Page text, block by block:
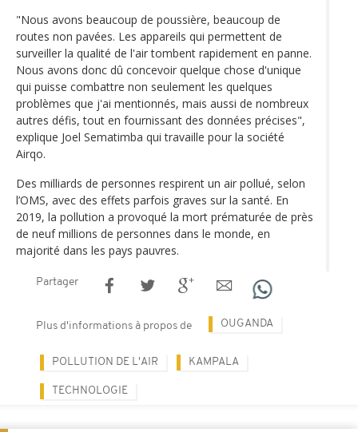
"Nous avons beaucoup de poussière, beaucoup de
routes non pavées. Les appareils qui permettent de
surveiller la qualité de l'air tombent rapidement en panne.
Nous avons donc dû concevoir quelque chose d'unique
qui puisse combattre non seulement les quelques
problèmes que j'ai mentionnés, mais aussi de nombreux
autres défis, tout en fournissant des données précises",
explique Joel Sematimba qui travaille pour la société
Airqo.
Des milliards de personnes respirent un air pollué, selon
l’OMS, avec des effets parfois graves sur la santé. En
2019, la pollution a provoqué la mort prématurée de près
de neuf millions de personnes dans le monde, en
majorité dans les pays pauvres.
Partager
Plus d'informations à propos de OUGANDA
POLLUTION DE L'AIR KAMPALA
TECHNOLOGIE